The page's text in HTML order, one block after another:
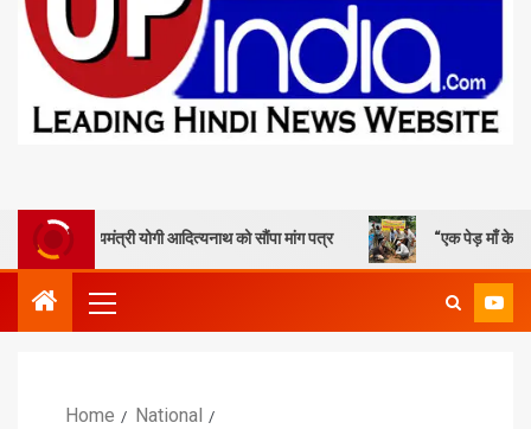
योगी आदित्यनाथ को सौंपा मांग पत्र “एक पेड़ माँ के नाम” – सेण्ट
Home
National